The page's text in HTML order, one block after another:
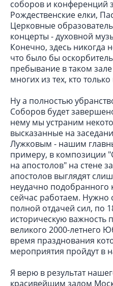
соборов и конференций
Рождественские елки,
Церковные
концерты - духовной
Конечно, здесь никогда
что было бы
пребывание в таком
многих из тех, кто
Ну а полностью
Соборов будет
нему мы устраним
высказанные на
Лужковым - нашим
примеру, в композиции
на апостолов" на стене
апостолов выглядят
неудачно
сейчас работаем. Нужно
полной отдачей сил, по
историческую важность
великого 2000-летнего
время празднования
мероприятия пройдут в
Я верю в результат
красивейшим залом